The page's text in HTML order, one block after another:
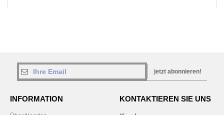
jetzt abonnieren!
INFORMATION KONTAKTIEREN SIE UNS